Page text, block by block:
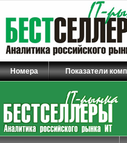
Номера Показатели